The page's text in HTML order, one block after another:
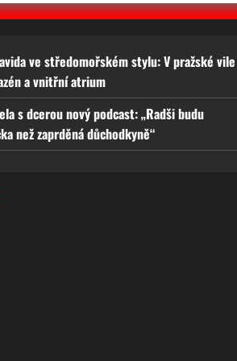
ve středomořském stylu: V pražské vile
a vnitřní atrium
s dcerou nový podcast: „Radši budu
než zaprděná důchodkyně“